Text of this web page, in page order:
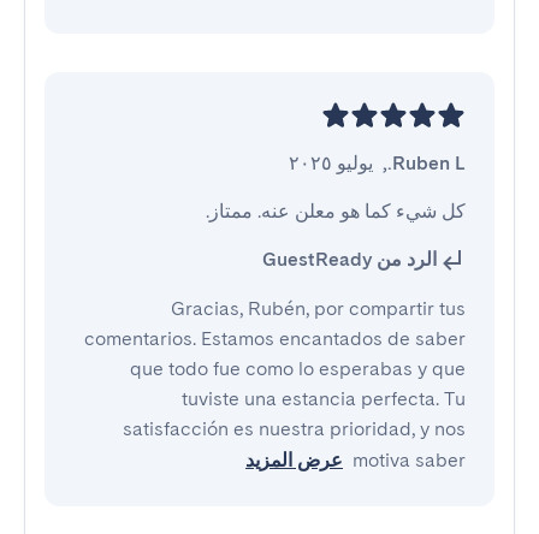
Ruben L.
, يوليو ٢٠٢٥
كل شيء كما هو معلن عنه. ممتاز.
الرد من GuestReady
Gracias, Rubén, por compartir tus
comentarios. Estamos encantados de saber
que todo fue como lo esperabas y que
tuviste una estancia perfecta. Tu
satisfacción es nuestra prioridad, y nos
motiva saber عرض المزيد